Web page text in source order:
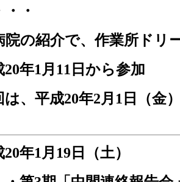
・
院の紹介で、作業所ドリ
20年1 月 11 日から参加
は、平成20年2月 1 日（金
20年1 月 19日（土）